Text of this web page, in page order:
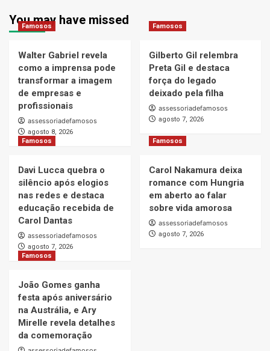
You may have missed
Famosos
Walter Gabriel revela
como a imprensa pode
transformar a imagem
de empresas e
profissionais
assessoriadefamosos
agosto 8, 2026
Famosos
Gilberto Gil relembra
Preta Gil e destaca
força do legado
deixado pela filha
assessoriadefamosos
agosto 7, 2026
Famosos
Davi Lucca quebra o
silêncio após elogios
nas redes e destaca
educação recebida de
Carol Dantas
assessoriadefamosos
agosto 7, 2026
Famosos
Carol Nakamura deixa
romance com Hungria
em aberto ao falar
sobre vida amorosa
assessoriadefamosos
agosto 7, 2026
Famosos
João Gomes ganha
festa após aniversário
na Austrália, e Ary
Mirelle revela detalhes
da comemoração